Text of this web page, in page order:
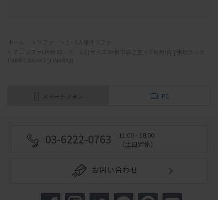
ホーム ソファ
2・3人掛けソファ
マニ ソファ(片肘 ローアーム) (サイズ2P 肘の向き座って右肘[RL] 張地ランク
FABRIC RANK3 [LINARA])
スマートフォン PC
03-6222-0763
11:00 - 18:00
（土日定休）
お問い合わせ